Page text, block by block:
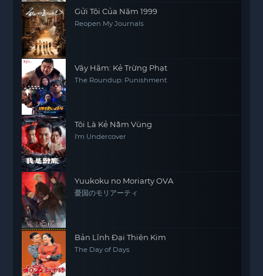
Gửi Tôi Của Năm 1999
Reopen My Journals
Vây Hãm: Kẻ Trừng Phạt
The Roundup: Punishment
Tôi Là Kẻ Nằm Vùng
I'm Undercover
Yuukoku no Moriarty OVA
憂国のモリアーティ
Bản Lĩnh Đại Thiên Kim
The Day of Days